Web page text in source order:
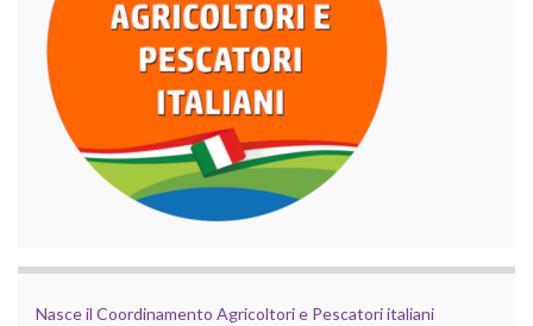
Nasce il Coordinamento Agricoltori e Pescatori italiani